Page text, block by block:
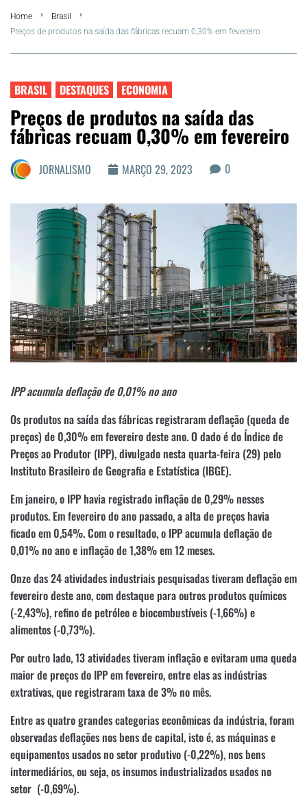
FLA Araru 2026
Região dos Lagos
Agenda Cultural
Colunistas
Matérias Exclusivas
Home
Brasil
Preços de produtos na saída das fábricas recuam 0,30% em fevereiro
BRASIL DESTAQUES ECONOMIA
Preços de produtos na saída das
fábricas recuam 0,30% em fevereiro
JORNALISMO MARÇO 29, 2023 0
IPP acumula deflação de 0,01% no ano
Os produtos na saída das fábricas registraram deflação (queda de
preços) de 0,30% em fevereiro deste ano. O dado é do Índice de
Preços ao Produtor (IPP), divulgado nesta quarta-feira (29) pelo
Instituto Brasileiro de Geografia e Estatística (IBGE).
Em janeiro, o IPP havia registrado inflação de 0,29% nesses
produtos. Em fevereiro do ano passado, a alta de preços havia
ficado em 0,54%. Com o resultado, o IPP acumula deflação de
0,01% no ano e inflação de 1,38% em 12 meses.
Onze das 24 atividades industriais pesquisadas tiveram deflação em
fevereiro deste ano, com destaque para outros produtos químicos
(-2,43%), refino de petróleo e biocombustíveis (-1,66%) e
alimentos (-0,73%).
Por outro lado, 13 atividades tiveram inflação e evitaram uma queda
maior de preços do IPP em fevereiro, entre elas as indústrias
extrativas, que registraram taxa de 3% no mês.
Entre as quatro grandes categorias econômicas da indústria, foram
observadas deflações nos bens de capital, isto é, as máquinas e
equipamentos usados no setor produtivo (-0,22%), nos bens
intermediários, ou seja, os insumos industrializados usados no
setor (-0,69%).